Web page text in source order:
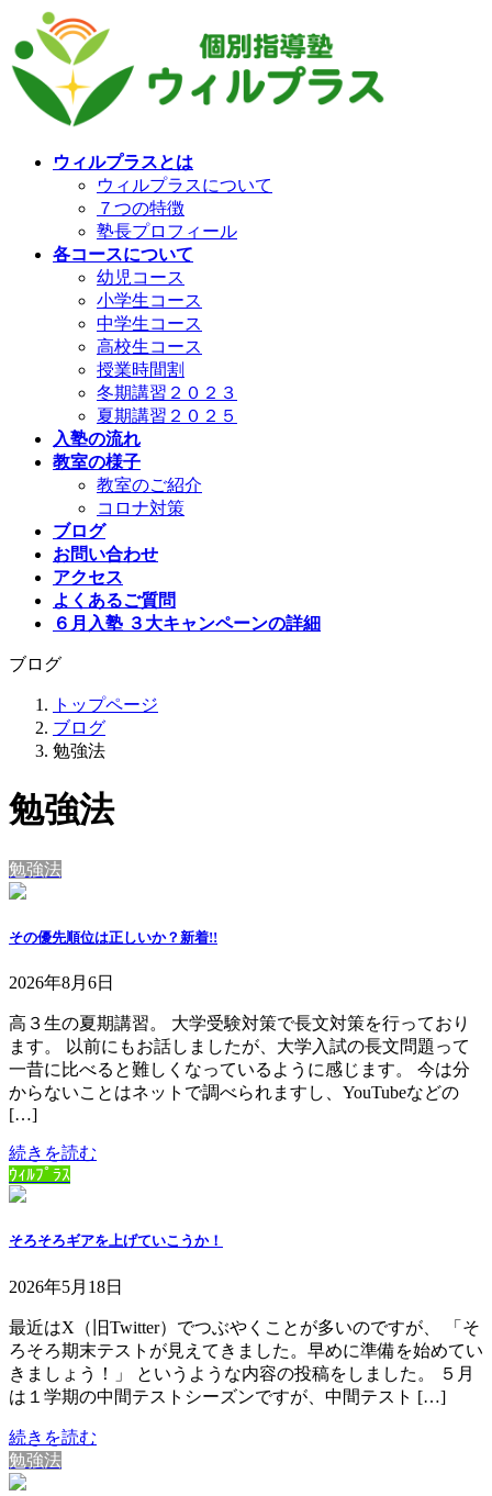
ン
テ
ン
ビ
ゲ
ー
ウィルプラスとは
ウィルプラスについて
７つの特徴
塾長プロフィール
各コースについて
幼児コース
小学生コース
中学生コース
高校生コース
授業時間割
冬期講習２０２３
夏期講習２０２５
入塾の流れ
教室の様子
教室のご紹介
コロナ対策
ブログ
お問い合わせ
アクセス
よくあるご質問
６月入塾 ３大キャンペーンの詳細
ブログ
トップページ
ブログ
勉強法
勉強法
勉強法
その優先順位は正しいか？ 新着!!
2026年8月6日
高３生の夏期講習。 大学受験対策で長文対策を行っており
ます。 以前にもお話しましたが、大学入試の長文問題って
一昔に比べると難しくなっているように感じます。 今は分
からないことはネットで調べられますし、YouTubeなどの
[…]
続きを読む
ｳｨﾙﾌﾟﾗｽ
そろそろギアを上げていこうか！
2026年5月18日
最近はX（旧Twitter）でつぶやくことが多いのですが、 「そ
ろそろ期末テストが見えてきました。早めに準備を始めてい
きましょう！」 というような内容の投稿をしました。 ５月
は１学期の中間テストシーズンですが、中間テスト […]
続きを読む
勉強法